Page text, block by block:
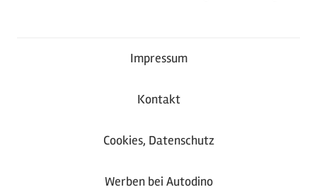
Impressum
Kontakt
Cookies, Datenschutz
Werben bei Autodino